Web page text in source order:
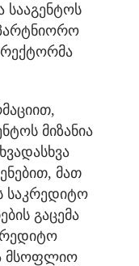
სააგენტოს
მიზანია
მათ
საკრედიტო
გაცემა
მსოფლიო